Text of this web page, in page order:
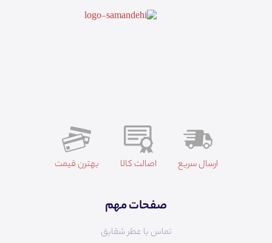
ارسال سریع اصالت کالا بهترن قیمت
صفحات مهم
تماس با عطر شقایق